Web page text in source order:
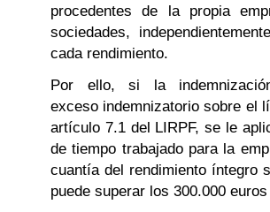
procedentes de la propia
sociedades,
cada rendimiento.
Por ello, si la
exceso indemnizatorio sobre el
artículo 7.1 del LIRPF, se le
de tiempo trabajado para la
cuantía del rendimiento íntegro
puede superar los 300.000